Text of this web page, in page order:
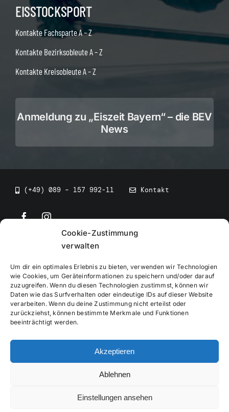
Cookie-Zustimmung
verwalten
Um dir ein optimales Erlebnis zu bieten, verwenden wir Technologien
wie Cookies, um Geräteinformationen zu speichern und/oder darauf
zuzugreifen. Wenn du diesen Technologien zustimmst, können wir
Daten wie das Surfverhalten oder eindeutige IDs auf dieser Website
verarbeiten. Wenn du deine Zustimmung nicht erteilst oder
zurückziehst, können bestimmte Merkmale und Funktionen
beeinträchtigt werden.
Akzeptieren
Ablehnen
Einstellungen ansehen
EISSTOCKSPORT
Kontakte Fachsparte A – Z
Kontakte Bezirksobleute A – Z
Kontakte Kreisobleute A – Z
Anmeldung zu „Eiszeit Bayern“ – die BEV
News
(+49) 089 – 157 992-11 Kontakt
• BEV Bayerischer Eissportverband
Impressum
Datenschutzerklärung